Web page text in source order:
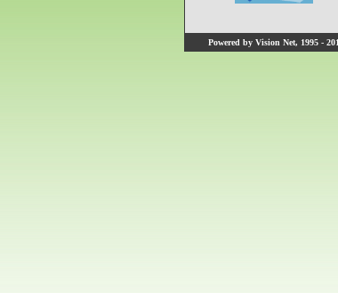
Powered by Vision Net, 1995 -